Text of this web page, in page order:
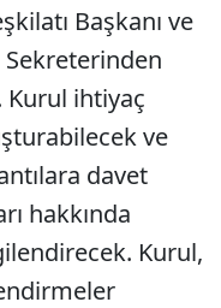
Başkanı ve
ihtiyaç
ve
davet
hakkında
Kurul,